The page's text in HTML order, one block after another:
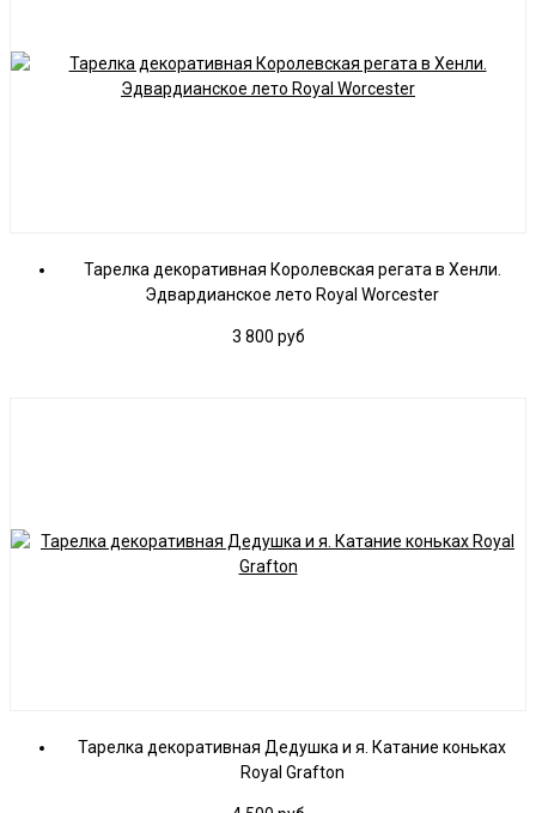
Тарелка декоративная Королевская регата в Хенли.
Эдвардианское лето Royal Worcester
3 800 руб
Тарелка декоративная Дедушка и я. Катание коньках
Royal Grafton